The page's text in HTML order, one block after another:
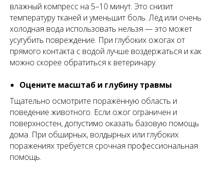
влажный компресс на 5–10 минут. Это снизит
температуру тканей и уменьшит боль. Лёд или очень
холодная вода использовать нельзя — это может
усугубить повреждение. При глубоких ожогах от
прямого контакта с водой лучше воздержаться и как
можно скорее обратиться к ветеринару.
Оцените масштаб и глубину травмы
Тщательно осмотрите поражённую область и
поведение животного. Если ожог ограничен и
поверхностен, допустимо оказать базовую помощь
дома. При обширных, волдырных или глубоких
поражениях требуется срочная профессиональная
помощь.